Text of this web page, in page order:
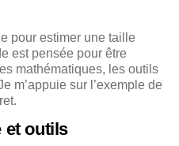
pour estimer une taille
est pensée pour être
mathématiques, les outils
m’appuie sur l’exemple de
et outils